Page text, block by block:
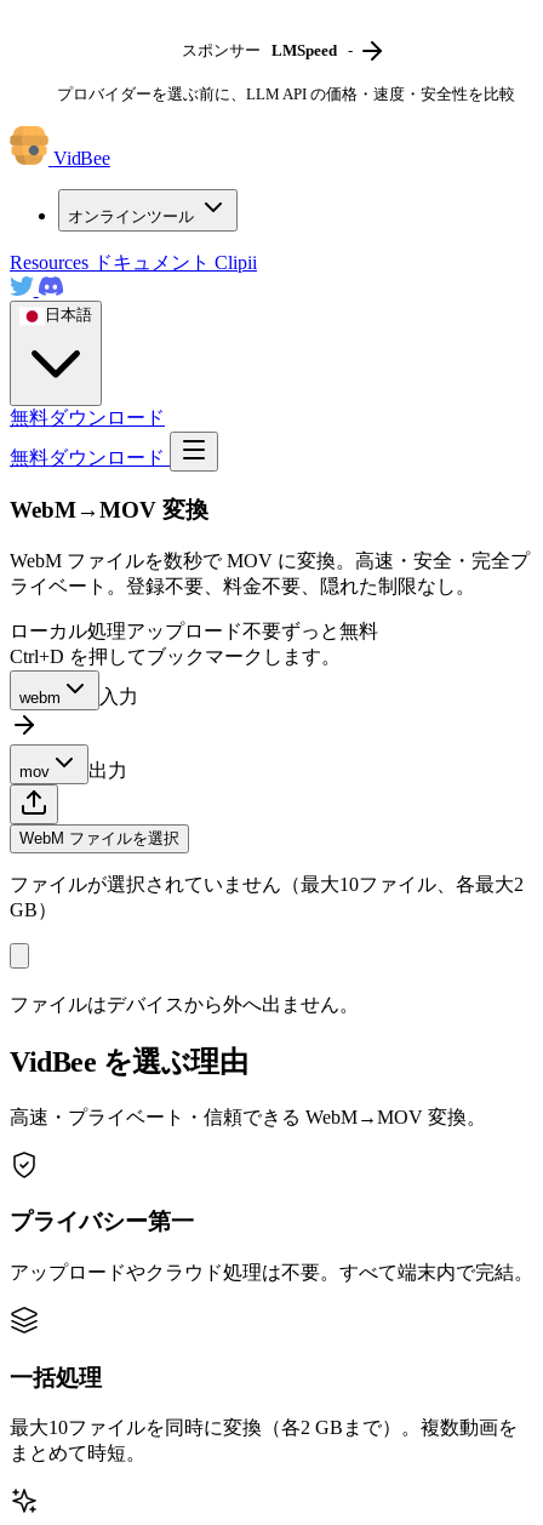
スポンサー LMSpeed -
プロバイダーを選ぶ前に、LLM API の価格・速度・安全性を比較
VidBee
オンラインツール
Resources ドキュメント Clipii
日本語
無料ダウンロード
無料ダウンロード
WebM→MOV 変換
WebM ファイルを数秒で MOV に変換。高速・安全・完全プ
ライベート。登録不要、料金不要、隠れた制限なし。
ローカル処理アップロード不要ずっと無料
Ctrl+D を押してブックマークします。
webm 入力
mov 出力
WebM ファイルを選択
ファイルが選択されていません（最大10ファイル、各最大2
GB）
ファイルはデバイスから外へ出ません。
VidBee を選ぶ理由
高速・プライベート・信頼できる WebM→MOV 変換。
プライバシー第一
アップロードやクラウド処理は不要。すべて端末内で完結。
一括処理
最大10ファイルを同時に変換（各2 GBまで）。複数動画を
まとめて時短。